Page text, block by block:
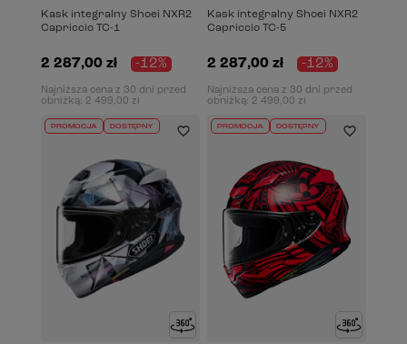
Kask integralny Shoei NXR2
Capriccio TC-1
2 287,00 zł -12%
Najniższa cena z 30 dni przed
obniżką: 2 499,00 zł
Kask integralny Shoei NXR2
Capriccio TC-5
2 287,00 zł -12%
Najniższa cena z 30 dni przed
obniżką: 2 499,00 zł
PROMOCJA DOSTĘPNY PROMOCJA DOSTĘPNY